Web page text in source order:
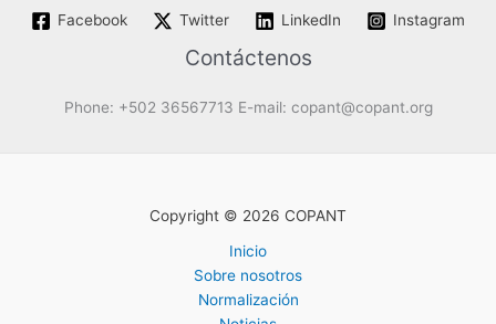
Facebook Twitter LinkedIn Instagram
Contáctenos
Phone: +502 36567713 E-mail: copant@copant.org
Copyright © 2026 COPANT
Inicio
Sobre nosotros
Normalización